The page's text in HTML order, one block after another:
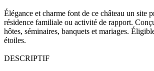
Élégance et charme font de ce château un site
résidence familiale ou activité de rapport.
hôtes, séminaires, banquets et mariages.
étoiles.
DESCRIPTIF